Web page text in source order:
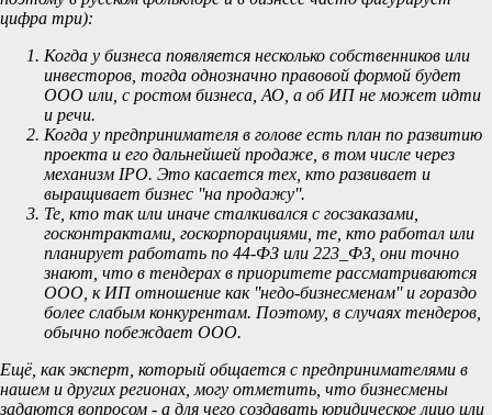
цифра три):
Когда у бизнеса появляется несколько собственников или
инвесторов, тогда однозначно правовой формой будет
ООО или, с ростом бизнеса, АО, а об ИП не может идти
и речи.
Когда у предпринимателя в голове есть план по развитию
проекта и его дальнейшей продаже, в том числе через
механизм IPO. Это касается тех, кто развивает и
выращивает бизнес ''на продажу''.
Те, кто так или иначе сталкивался с госзаказами,
госконтрактами, госкорпорациями, те, кто работал или
планирует работать по 44-ФЗ или 223_ФЗ, они точно
знают, что в тендерах в приоритете рассматриваются
ООО, к ИП отношение как ''недо-бизнесменам'' и гораздо
более слабым конкурентам. Поэтому, в случаях тендеров,
обычно побеждает ООО.
Ещё, как эксперт, который общается с предпринимателями в
нашем и других регионах, могу отметить, что бизнесмены
задаются вопросом - а для чего создавать юридическое лицо или